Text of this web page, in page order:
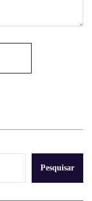
Pesquisar